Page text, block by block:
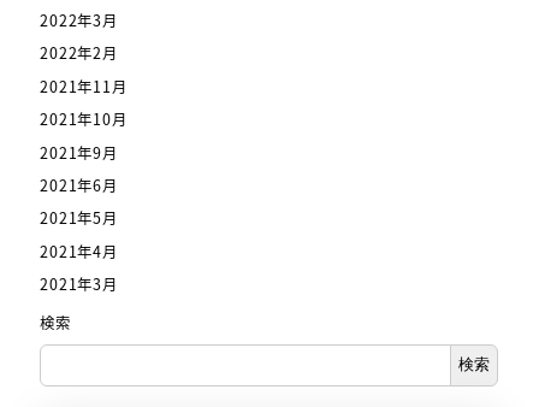
2022年3月
2022年2月
2021年11月
2021年10月
2021年9月
2021年6月
2021年5月
2021年4月
2021年3月
検索
検索